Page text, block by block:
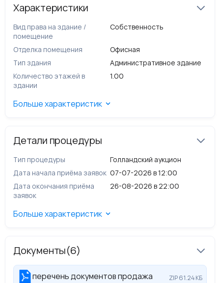
Доля ЗУ
Доля 1156/1700 П
Кадастровый номер: 45:05:020111:189
Наличие обременений:
Адрес:Курганская область, с. Звериноголовское, ул.
Октябрьская, д. 40.
Характеристики
Вид права на здание /
помещение
Собственность
Отделка помещения
Офисная
Тип здания
Административное здание
Количество этажей в
здании
1.00
Больше характеристик
Детали процедуры
Тип процедуры
Голландский аукцион
Дата начала приёма заявок 07-07-2026 в 12:00
Дата окончания приёма
заявок
26-08-2026 в 22:00
Больше характеристик
Документы(6)
перечень документов продажа ZIP 61.24 КБ